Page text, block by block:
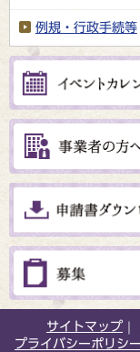
例規・行政手続等
サイトマップ
プライバシーポリシー